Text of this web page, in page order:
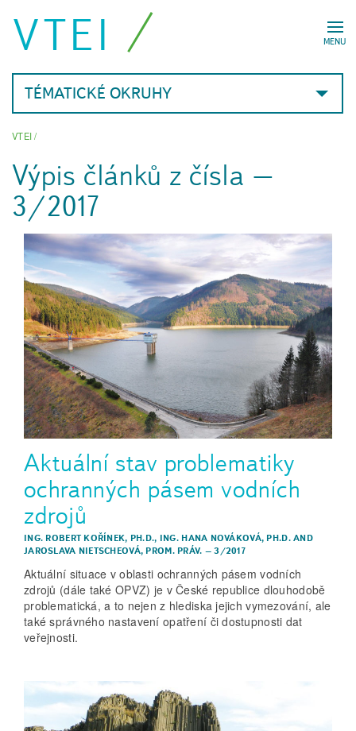
MENU
VTEI
TÉMATICKÉ OKRUHY
VTEI/
Výpis článků z čísla –
3/2017
Aktuální stav problematiky
ochranných pásem vodních
zdrojů
ING. ROBERT KOŘÍNEK, PH.D., ING. HANA NOVÁKOVÁ, PH.D.AND
JAROSLAVA NIETSCHEOVÁ, PROM. PRÁV. –3/2017
Aktuální situace v oblasti ochranných pásem vodních
zdrojů (dále také OPVZ) je v České republice dlouhodobě
problematická, a to nejen z hlediska jejich vymezování, ale
také správného nastavení opatření či dostupnosti dat
veřejnosti.